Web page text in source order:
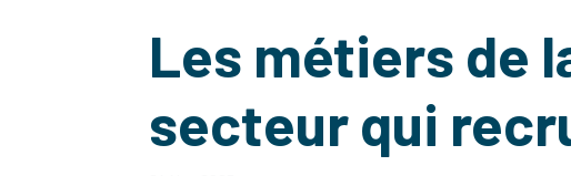
Les métiers de
secteur qui